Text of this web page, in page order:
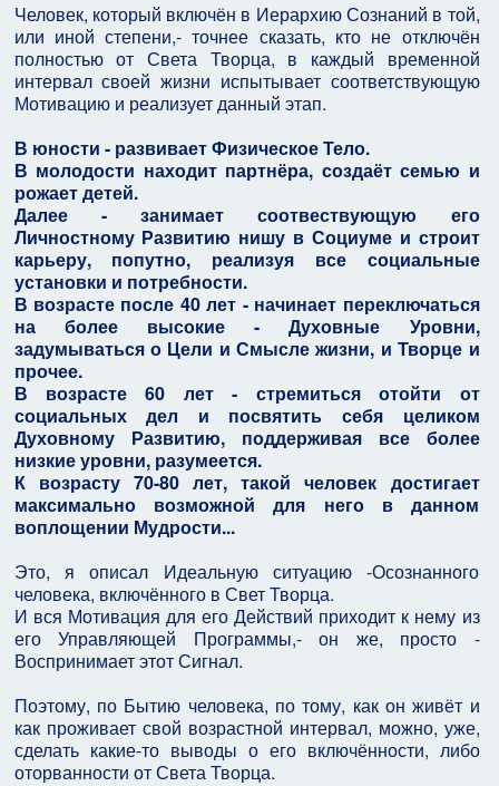
Человек, который включён в Иерархию Сознаний в той,
или иной степени,- точнее сказать, кто не отключён
полностью от Света Творца, в каждый временной
интервал своей жизни испытывает соответствующую
Мотивацию и реализует данный этап.
В юности - развивает Физическое Тело.
В молодости находит партнёра, создаёт семью и
рожает детей.
Далее - занимает соотвествующую его
Личностному Развитию нишу в Социуме и строит
карьеру, попутно, реализуя все социальные
установки и потребности.
В возрасте после 40 лет - начинает переключаться
на более высокие - Духовные Уровни,
задумываться о Цели и Смысле жизни, и Творце и
прочее.
В возрасте 60 лет - стремиться отойти от
социальных дел и посвятить себя целиком
Духовному Развитию, поддерживая все более
низкие уровни, разумеется.
К возрасту 70-80 лет, такой человек достигает
максимально возможной для него в данном
воплощении Мудрости...
Это, я описал Идеальную ситуацию -Осознанного
человека, включённого в Свет Творца.
И вся Мотивация для его Действий приходит к нему из
его Управляющей Программы,- он же, просто -
Воспринимает этот Сигнал.
Поэтому, по Бытию человека, по тому, как он живёт и
как проживает свой возрастной интервал, можно, уже,
сделать какие-то выводы о его включённости, либо
оторванности от Света Творца.